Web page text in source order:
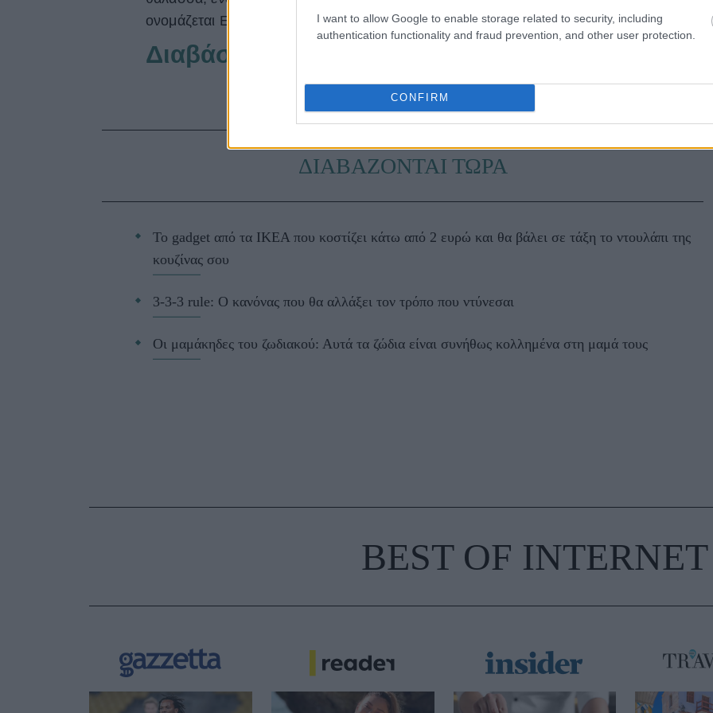
I want to allow Google to enable storage related to security, including
authentication functionality and fraud prevention, and other user protection.
CONFIRM
ονομάζεται Ελευσίνα και τους φιλόξενους κατοίκους της.
Διαβάστε περισσότερα στο monopoli.gr
ΔΙΑΒΑΖΟΝΤΑΙ ΤΩΡΑ
Το gadget από τα IKEA που κοστίζει κάτω από 2 ευρώ και θα βάλει σε τάξη το ντουλάπι της
κουζίνας σου
3-3-3 rule: Ο κανόνας που θα αλλάξει τον τρόπο που ντύνεσαι
Οι μαμάκηδες του ζωδιακού: Αυτά τα ζώδια είναι συνήθως κολλημένα στη μαμά τους
BEST OF INTERNET